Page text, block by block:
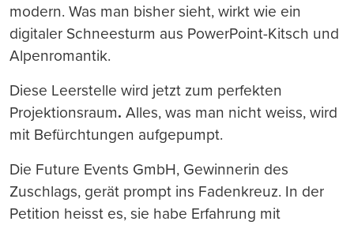
modern. Was man bisher sieht, wirkt wie ein
digitaler Schneesturm aus PowerPoint-Kitsch und
Alpenromantik.
Diese Leerstelle wird jetzt zum perfekten
Projektionsraum. Alles, was man nicht weiss, wird
mit Befürchtungen aufgepumpt.
Die Future Events GmbH, Gewinnerin des
Zuschlags, gerät prompt ins Fadenkreuz. In der
Petition heisst es, sie habe Erfahrung mit